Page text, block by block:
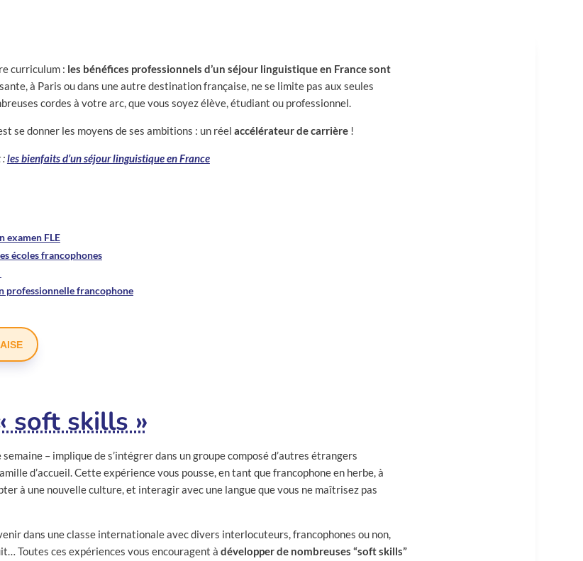
curriculum : les bénéfices professionnels d’un séjour linguistique en France sont
à Paris ou dans une autre destination française, ne se limite pas aux seules
cordes à votre arc, que vous soyez élève, étudiant ou professionnel.
se donner les moyens de ses ambitions : un réel accélérateur de carrière!
:les bienfaits d’un séjour linguistique en France
examen FLE
écoles francophones
professionnelle francophone
soft skills »
– implique de s’intégrer dans un groupe composé d’autres étrangers
d’accueil. Cette expérience vous pousse, en tant que francophone en herbe, à
à une nouvelle culture, et interagir avec une langue que vous ne maîtrisez pas
dans une classe internationale avec divers interlocuteurs, francophones ou non,
Toutes ces expériences vous encouragent à développer de nombreuses “soft skills”